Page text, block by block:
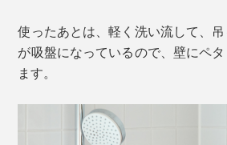
使ったあとは、軽く洗い流して、
が吸盤になっているので、壁にペ
ます。